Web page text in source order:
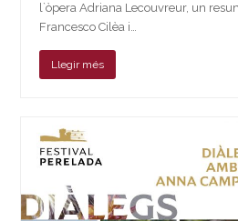
l`òpera Adriana Lecouvreur, un
Francesco Cilèa i…
Llegir més